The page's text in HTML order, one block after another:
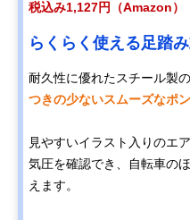
税込み1,127円（Amazon）
らくらく使える足踏
耐久性に優れたスチール製
つきの少ないスムーズなポ
見やすいイラスト入りのエ
気圧を確認でき、自転車の
えます。